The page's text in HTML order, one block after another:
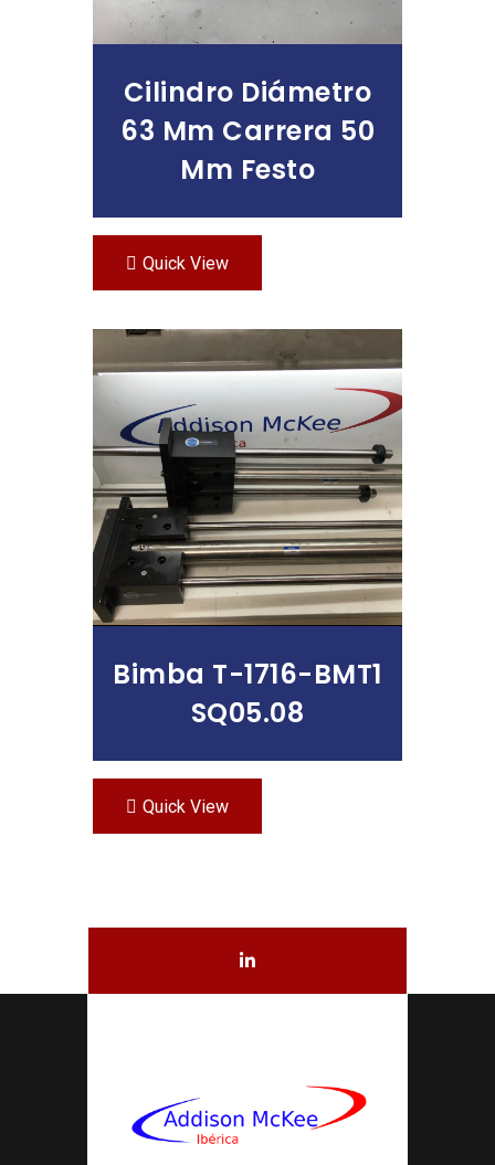
Cilindro Diámetro
63 Mm Carrera 50
Mm Festo
Quick View
Leer Más
Bimba T-1716-BMT1
SQ05.08
Quick View